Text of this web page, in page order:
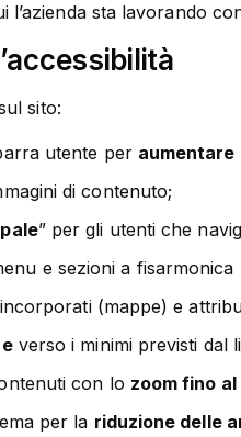
l’azienda sta lavorando
sito:
utente per aumentare
di contenuto;
” per gli utenti che
e sezioni a
(mappe) e
verso i minimi previsti dal
con lo zoom fino
per la riduzione delle